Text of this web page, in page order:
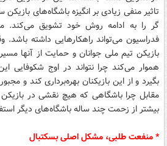
تاثیر منفی زیادی بر انگیزه باشگاه‌های
گر را به ادامه روش خود تشویق می‌کند.
فدراسیون می‌تواند راهکارهایی داشته
بازیکن تیم ‌ملی جوانان و حمایت از آنها
هموار می‌کند چرا نتواند در اوج شکوفایی
بگیرد و از این بازیکنان بهره‌برداری کند و
مقابل چرا باشگاهی که هیچ نقشی در بازیکن
بیشتر از زحمت چند ساله باشگاه‌های دیگر
* منفعت طلبی، مشکل اصلی بسکتبال